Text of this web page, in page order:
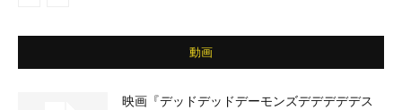
動画
映画『デッドデッドデーモンズデデデデデス